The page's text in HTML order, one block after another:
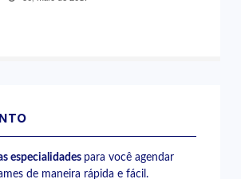
especialidades para você agendar
de maneira rápida e fácil.